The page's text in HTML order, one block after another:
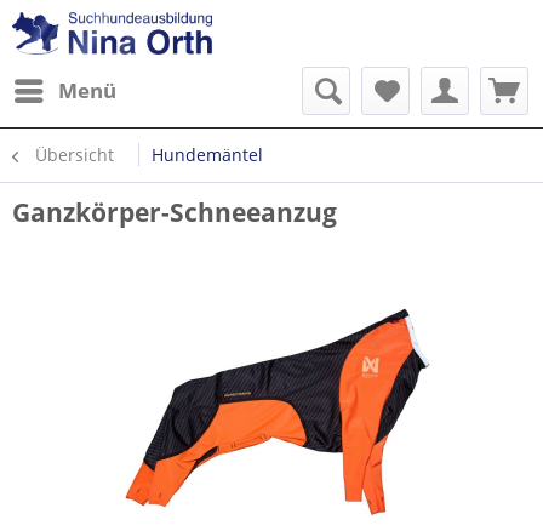
Menü
Übersicht Hundemäntel
Ganzkörper-Schneeanzug